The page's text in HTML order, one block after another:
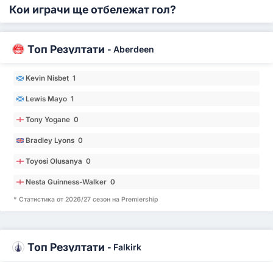
Кои играчи ще отбележат гол?
Топ Резултати - Aberdeen
Kevin Nisbet 1
Lewis Mayo 1
Tony Yogane 0
Bradley Lyons 0
Toyosi Olusanya 0
Nesta Guinness-Walker 0
* Статистика от 2026/27 сезон на Premiership
Топ Резултати - Falkirk